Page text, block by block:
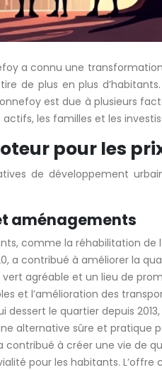
a connu une
de plus en plus
est due à plusieurs
les familles et les
pour les
de développement
aménagements
comme la réhabilitation
a contribué à améliorer la
agréable et un lieu de
et l’amélioration des
le quartier depuis
alternative sûre et pratique
contribué à créer une vie de
pour les habitants.